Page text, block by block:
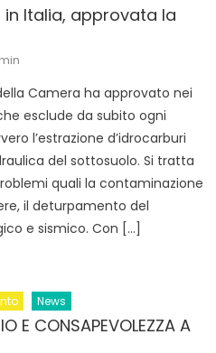
Italia, approvata la
Camera ha approvato nei
esclude da subito ogni
l’estrazione d’idrocarburi
del sottosuolo. Si tratta
quali la contaminazione
il deturpamento del
e sismico. Con […]
News
E CONSAPEVOLEZZA A